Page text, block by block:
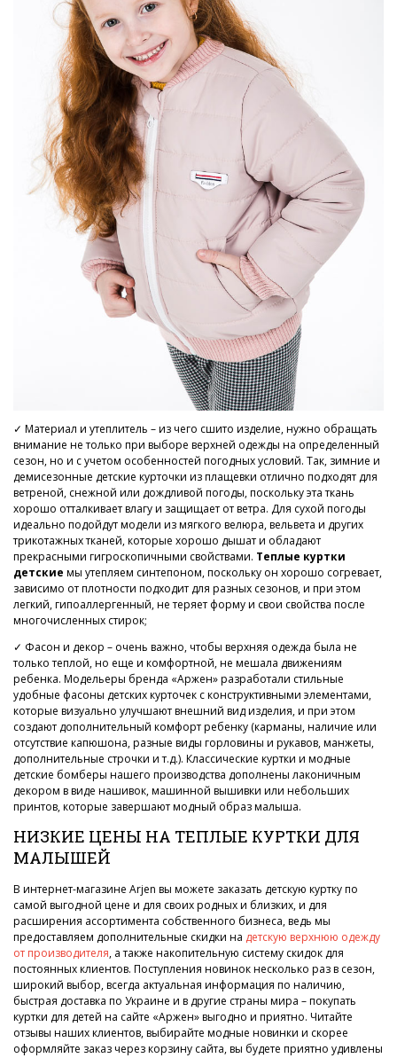
✓ Материал и утеплитель – из чего сшито изделие, нужно обращать
внимание не только при выборе верхней одежды на определенный
сезон, но и с учетом особенностей погодных условий. Так, зимние и
демисезонные детские курточки из плащевки отлично подходят для
ветреной, снежной или дождливой погоды, поскольку эта ткань
хорошо отталкивает влагу и защищает от ветра. Для сухой погоды
идеально подойдут модели из мягкого велюра, вельвета и других
трикотажных тканей, которые хорошо дышат и обладают
прекрасными гигроскопичными свойствами. Теплые куртки
детские мы утепляем синтепоном, поскольку он хорошо согревает,
зависимо от плотности подходит для разных сезонов, и при этом
легкий, гипоаллергенный, не теряет форму и свои свойства после
многочисленных стирок;
✓ Фасон и декор – очень важно, чтобы верхняя одежда была не
только теплой, но еще и комфортной, не мешала движениям
ребенка. Модельеры бренда «Аржен» разработали стильные
удобные фасоны детских курточек с конструктивными элементами,
которые визуально улучшают внешний вид изделия, и при этом
создают дополнительный комфорт ребенку (карманы, наличие или
отсутствие капюшона, разные виды горловины и рукавов, манжеты,
дополнительные строчки и т.д.). Классические куртки и модные
детские бомберы нашего производства дополнены лаконичным
декором в виде нашивок, машинной вышивки или небольших
принтов, которые завершают модный образ малыша.
НИЗКИЕ ЦЕНЫ НА ТЕПЛЫЕ КУРТКИ ДЛЯ
МАЛЫШЕЙ
В интернет-магазине Arjen вы можете заказать детскую куртку по
самой выгодной цене и для своих родных и близких, и для
расширения ассортимента собственного бизнеса, ведь мы
предоставляем дополнительные скидки на детскую верхнюю одежду
от производителя, а также накопительную систему скидок для
постоянных клиентов. Поступления новинок несколько раз в сезон,
широкий выбор, всегда актуальная информация по наличию,
быстрая доставка по Украине и в другие страны мира – покупать
куртки для детей на сайте «Аржен» выгодно и приятно. Читайте
отзывы наших клиентов, выбирайте модные новинки и скорее
оформляйте заказ через корзину сайта, вы будете приятно удивлены